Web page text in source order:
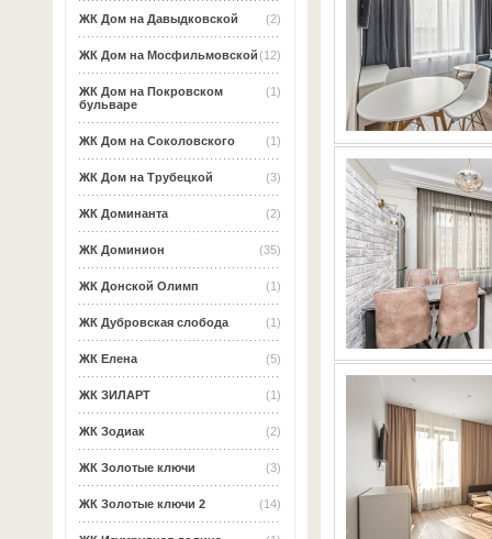
(2)
ЖК Дом на Давыдковской
(12)
ЖК Дом на Мосфильмовской
(1)
ЖК Дом на Покровском
бульваре
(1)
ЖК Дом на Соколовского
(3)
ЖК Дом на Трубецкой
(2)
ЖК Доминанта
(35)
ЖК Доминион
(1)
ЖК Донской Олимп
(1)
ЖК Дубровская слобода
(5)
ЖК Елена
(1)
ЖК ЗИЛАРТ
(2)
ЖК Зодиак
(3)
ЖК Золотые ключи
(14)
ЖК Золотые ключи 2